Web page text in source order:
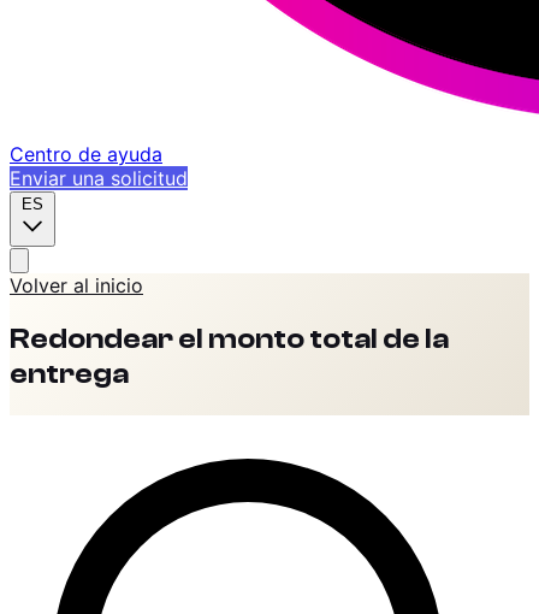
Centro de ayuda
Enviar una solicitud
ES
Volver al inicio
Redondear el monto total de la
entrega